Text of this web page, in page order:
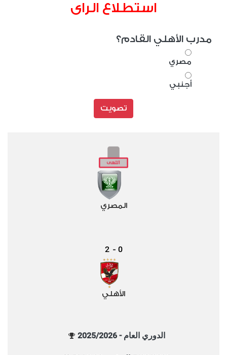
استطلاع الراى
مدرب الأهلي القادم؟
مصري
أجنبي
تصويت
المصري
0
-
2
الأهلي
الدوري العام - 2025/2026